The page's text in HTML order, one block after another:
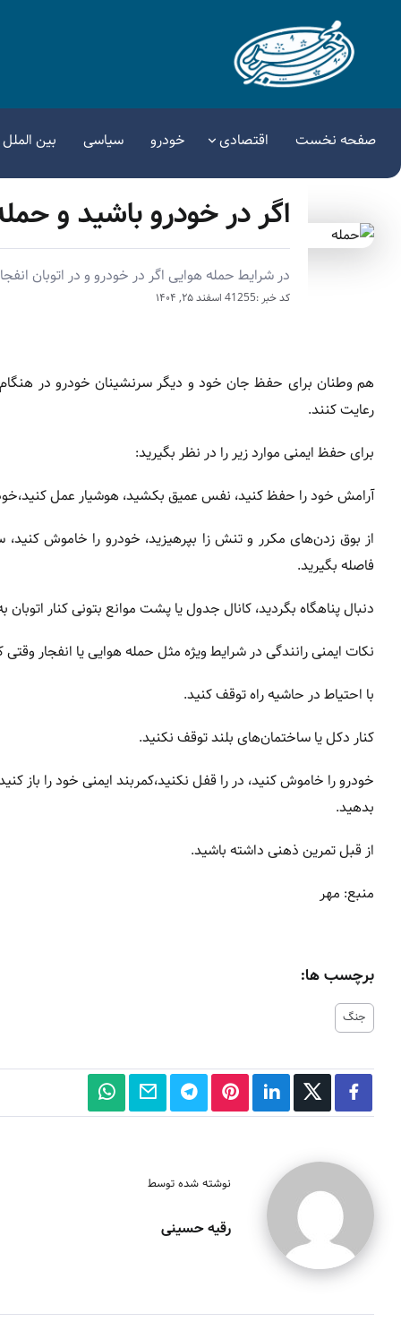
صفحه نخست اقتصادی خودرو سیاسی بین الملل
اگر در خودرو باشید و
در شرایط حمله هوایی اگر در خودرو و در اتوبان
کد خبر :41255 اسفند ۲۵, ۱۴۰۴
هم وطنان برای حفظ جان خود و دیگر سرنشینان خودرو در
رعایت کنند.
برای حفظ ایمنی موارد زیر را در نظر بگیرید:
آرامش خود را حفظ کنید، نفس عمیق بکشید، هوشیار عمل
از بوق زدن‌های مکرر و تنش زا بپرهیزید، خودرو را خاموش
فاصله بگیرید.
دنبال پناهگاه بگردید، کانال جدول یا پشت موانع بتونی کنار
نکات ایمنی رانندگی در شرایط ویژه مثل حمله هوایی یا انفجار
با احتیاط در حاشیه راه توقف کنید.
کنار دکل یا ساختمان‌های بلند توقف نکنید.
خودرو را خاموش کنید، در را قفل نکنید،کمربند ایمنی خود را
بدهید.
از قبل تمرین ذهنی داشته باشید.
منبع: مهر
برچسب ها:
جنگ
نوشته شده توسط
رقیه حسینی